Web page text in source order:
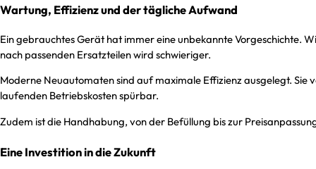
Wartung, Effizienz und der tägliche Aufwand
Ein gebrauchtes Gerät hat immer eine unbekannte Vorgeschichte.
nach passenden Ersatzteilen wird schwieriger.
Moderne Neuautomaten sind auf maximale Effizienz ausgelegt.
laufenden Betriebskosten spürbar.
Zudem ist die Handhabung, von der Befüllung bis zur
Eine Investition in die Zukunft